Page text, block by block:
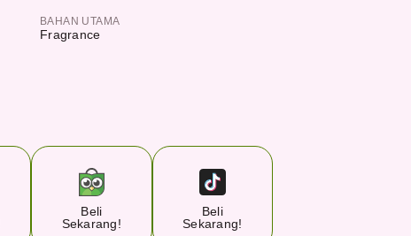
BAHAN UTAMA
Fragrance
Beli
Sekarang!
Beli
Sekarang!